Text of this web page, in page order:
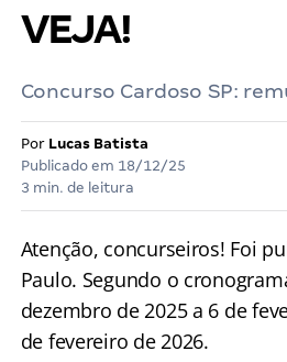
VEJA!
Concurso Cardoso SP:
Por Lucas Batista
Publicado em 18/12/25
3 min. de leitura
Atenção, concurseiros! Foi
Paulo. Segundo o
dezembro de 2025 a 6 de
de fevereiro de 2026.